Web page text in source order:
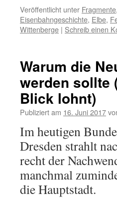
Veröffentlicht unter Fragmente,
Eisenbahngeschichte, Elbe,
Wittenberge | Schreib einen
Warum die
werden sollte
Blick lohnt)
Publiziert am 16. Juni 2017
Im heutigen
Dresden strahlt
recht der
manchmal
die Hauptstadt.